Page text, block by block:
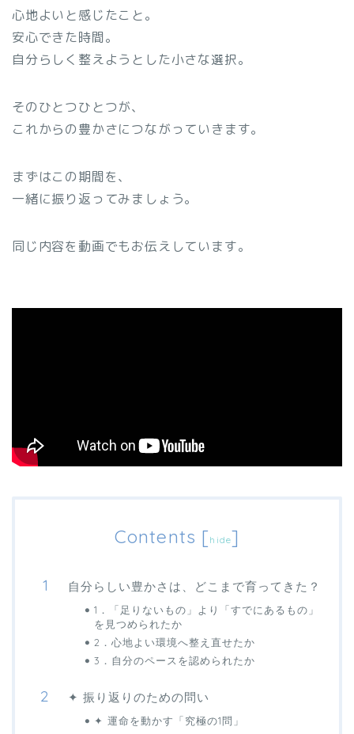
心地よいと感じたこと。
安心できた時間。
自分らしく整えようとした小さな選択。
そのひとつひとつが、
これからの豊かさにつながっていきます。
まずはこの期間を、
一緒に振り返ってみましょう。
同じ内容を動画でもお伝えしています。
Contents [ hide]
自分らしい豊かさは、どこまで育ってきた？
1．「足りないもの」より「すでにあるもの」
を見つめられたか
2．心地よい環境へ整え直せたか
3．自分のペースを認められたか
✦ 振り返りのための問い
✦ 運命を動かす「究極の1問」